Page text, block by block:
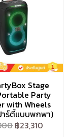
Stage
Party
with Wheels
าร์ตี้แบบพกพา)
฿23,310